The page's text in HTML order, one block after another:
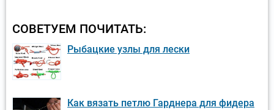
СОВЕТУЕМ ПОЧИТАТЬ:
Рыбацкие узлы для лески
Как вязать петлю Гарднера для фидера